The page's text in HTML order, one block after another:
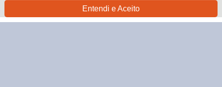
Entendi e Aceito